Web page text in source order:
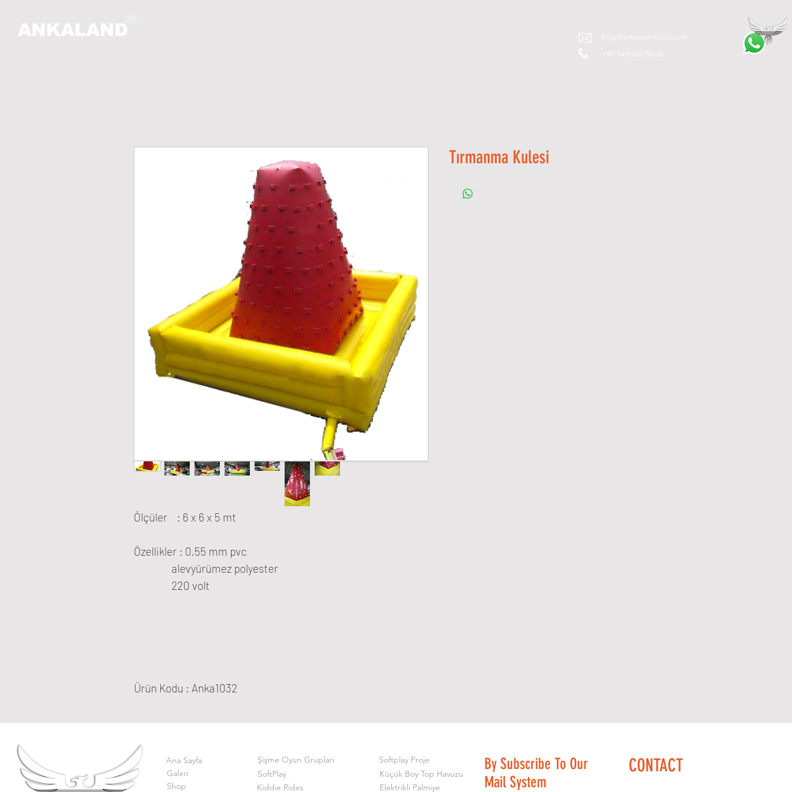
ANKALAND
bilgi@ankatrambolin.com
+90 549 650 50 00
Ölçüler : 6 x 6 x 5 mt
Özellikler : 0,55 mm pvc
alevyürümez polyester
220 volt
Ürün Kodu : Anka1032
Tırmanma Kulesi
Ana Sayfa
Galeri
Shop
Şişme Oyun Grupları
SoftPlay
Kiddie Rides
Softplay Proje
Küçük Boy Top Havuzu
Elektrikli Palmiye
By Subscribe To Our
Mail System
CONTACT